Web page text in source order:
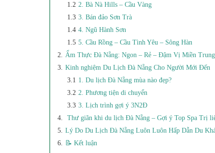
2. Bà Nà Hills – Cầu Vàng
3. Bán đảo Sơn Trà
4. Ngũ Hành Sơn
5. Cầu Rồng – Cầu Tình Yêu – Sông Hàn
Ẩm Thực Đà Nẵng: Ngon – Rẻ – Đậm Vị Miền Trung
Kinh nghiệm Du Lịch Đà Nẵng Cho Người Mới Đến
1. Du lịch Đà Nẵng mùa nào đẹp?
2. Phương tiện di chuyển
3. Lịch trình gợi ý 3N2Đ
Thư giãn khi du lịch Đà Nẵng – Gợi ý Top Spa Trị
Lý Do Du Lịch Đà Nẵng Luôn Luôn Hấp Dẫn Du
📝 Kết luận